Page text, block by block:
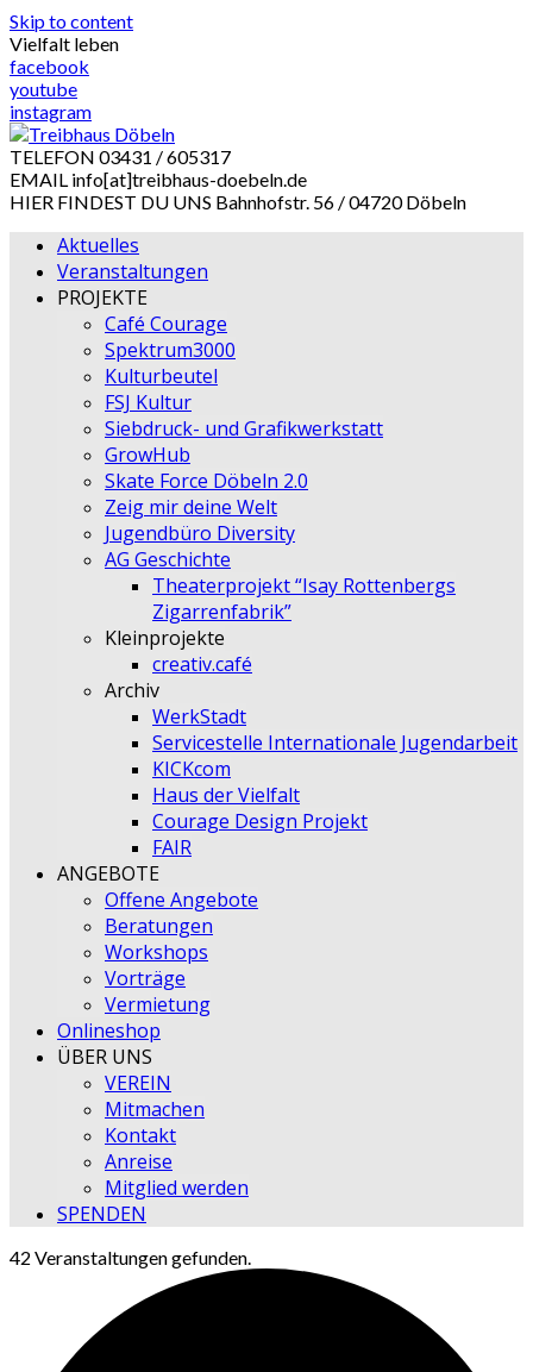
Skip to content
Vielfalt leben
facebook
youtube
instagram
TELEFON 03431 / 605317
EMAIL info[at]treibhaus-doebeln.de
HIER FINDEST DU UNS Bahnhofstr. 56 / 04720 Döbeln
Aktuelles
Veranstaltungen
PROJEKTE
Café Courage
Spektrum3000
Kulturbeutel
FSJ Kultur
Siebdruck- und Grafikwerkstatt
GrowHub
Skate Force Döbeln 2.0
Zeig mir deine Welt
Jugendbüro Diversity
AG Geschichte
Theaterprojekt “Isay Rottenbergs
Zigarrenfabrik”
Kleinprojekte
creativ.café
Archiv
WerkStadt
Servicestelle Internationale Jugendarbeit
KICKcom
Haus der Vielfalt
Courage Design Projekt
FAIR
ANGEBOTE
Offene Angebote
Beratungen
Workshops
Vorträge
Vermietung
Onlineshop
ÜBER UNS
VEREIN
Mitmachen
Kontakt
Anreise
Mitglied werden
SPENDEN
42 Veranstaltungen gefunden.